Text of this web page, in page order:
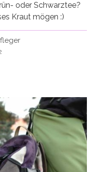
oder Schwarztee?
Kraut mögen :)